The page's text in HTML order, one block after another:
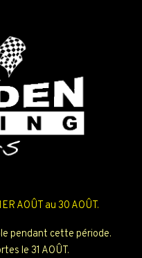
AOÛT au 30 AOÛT.
pendant cette période.
le 31 AOÛT.